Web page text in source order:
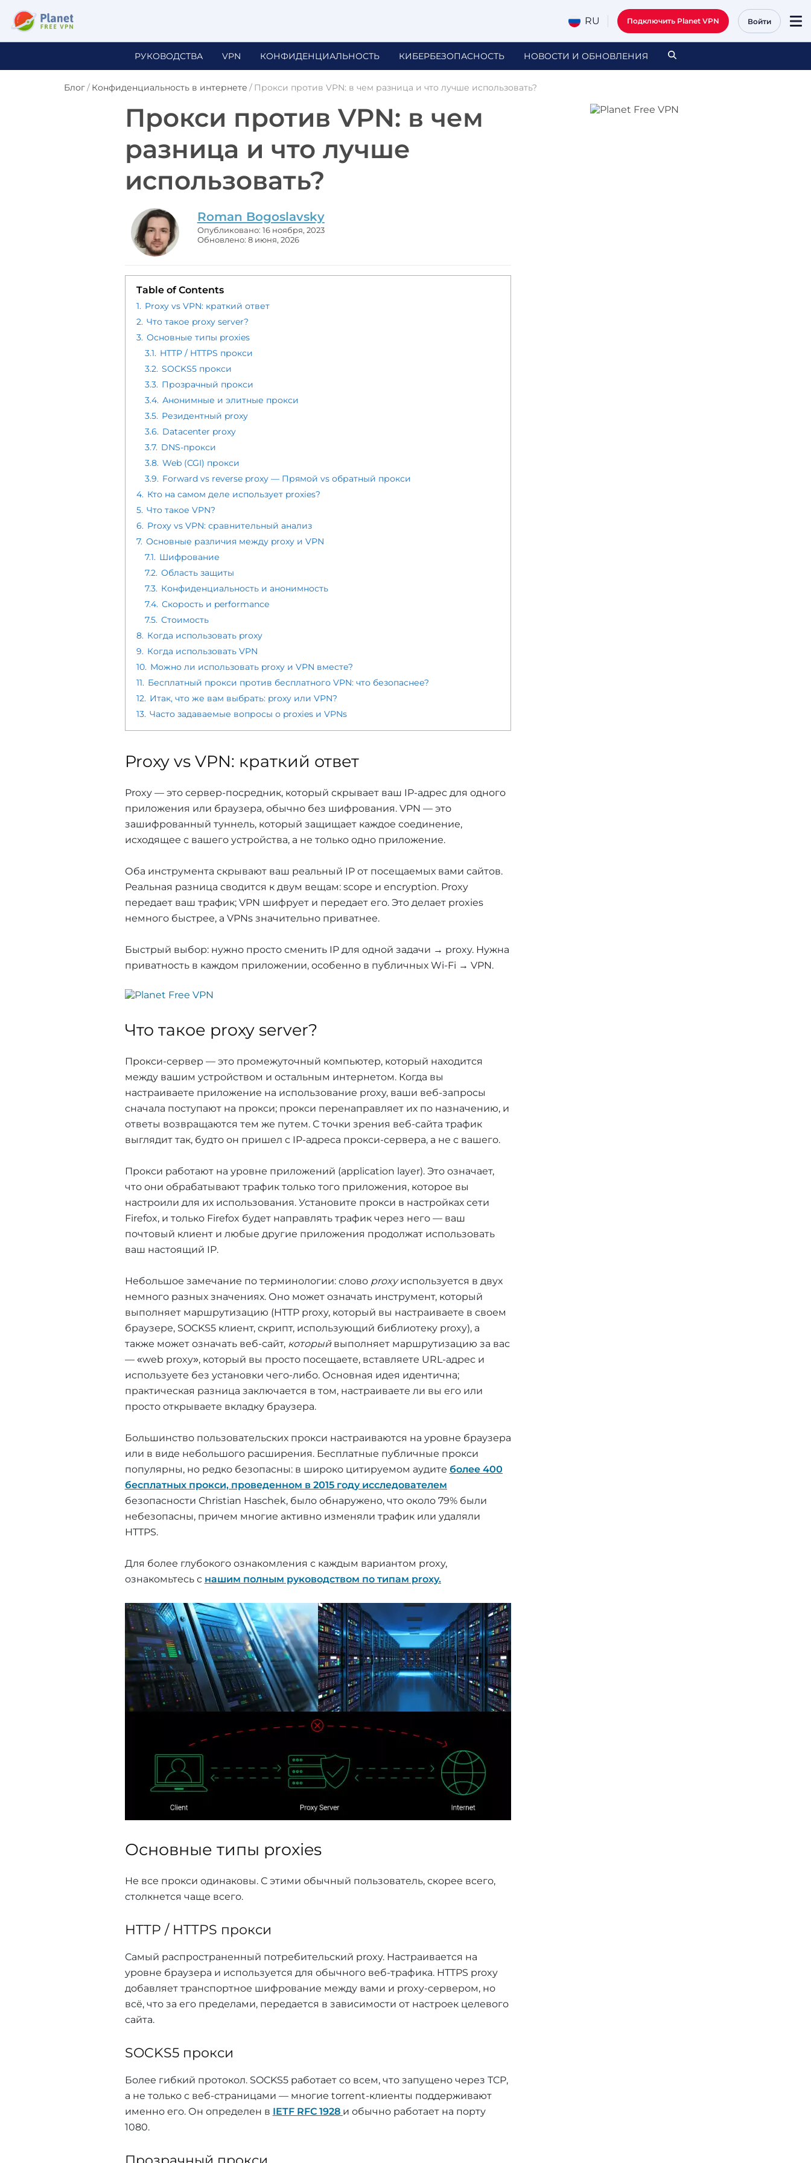
RU Подключить Planet VPN Войти
РУКОВОДСТВА VPN КОНФИДЕНЦИАЛЬНОСТЬ КИБЕРБЕЗОПАСНОСТЬ НОВОСТИ И ОБНОВЛЕНИЯ
Блог/ Конфиденциальность в интернете / Прокси против VPN: в чем разница и что лучше использовать?
Прокси против VPN: в чем
разница и что лучше
использовать?
Roman Bogoslavsky
Опубликовано: 16 ноября, 2023
Обновлено: 8 июня, 2026
Table of Contents
1. Proxy vs VPN: краткий ответ
2. Что такое proxy server?
3. Основные типы proxies
3.1. HTTP / HTTPS прокси
3.2. SOCKS5 прокси
3.3. Прозрачный прокси
3.4. Анонимные и элитные прокси
3.5. Резидентный proxy
3.6. Datacenter proxy
3.7. DNS-прокси
3.8. Web (CGI) прокси
3.9. Forward vs reverse proxy — Прямой vs обратный прокси
4. Кто на самом деле использует proxies?
5. Что такое VPN?
6. Proxy vs VPN: сравнительный анализ
7. Основные различия между proxy и VPN
7.1. Шифрование
7.2. Область защиты
7.3. Конфиденциальность и анонимность
7.4. Скорость и performance
7.5. Стоимость
8. Когда использовать proxy
9. Когда использовать VPN
10. Можно ли использовать proxy и VPN вместе?
11. Бесплатный прокси против бесплатного VPN: что безопаснее?
12. Итак, что же вам выбрать: proxy или VPN?
13. Часто задаваемые вопросы о proxies и VPNs
Proxy vs VPN: краткий ответ
Proxy — это сервер-посредник, который скрывает ваш IP-адрес для одного
приложения или браузера, обычно без шифрования. VPN — это
зашифрованный туннель, который защищает каждое соединение,
исходящее с вашего устройства, а не только одно приложение.
Оба инструмента скрывают ваш реальный IP от посещаемых вами сайтов.
Реальная разница сводится к двум вещам: scope и encryption. Proxy
передает ваш трафик; VPN шифрует и передает его. Это делает proxies
немного быстрее, а VPNs значительно приватнее.
Быстрый выбор: нужно просто сменить IP для одной задачи → proxy. Нужна
приватность в каждом приложении, особенно в публичных Wi-Fi → VPN.
Что такое proxy server?
Прокси-сервер — это промежуточный компьютер, который находится
между вашим устройством и остальным интернетом. Когда вы
настраиваете приложение на использование proxy, ваши веб-запросы
сначала поступают на прокси; прокси перенаправляет их по назначению, и
ответы возвращаются тем же путем. С точки зрения веб-сайта трафик
выглядит так, будто он пришел с IP-адреса прокси-сервера, а не с вашего.
Прокси работают на уровне приложений (application layer). Это означает,
что они обрабатывают трафик только того приложения, которое вы
настроили для их использования. Установите прокси в настройках сети
Firefox, и только Firefox будет направлять трафик через него — ваш
почтовый клиент и любые другие приложения продолжат использовать
ваш настоящий IP.
Небольшое замечание по терминологии: слово proxyиспользуется в двух
немного разных значениях. Оно может означать инструмент, который
выполняет маршрутизацию (HTTP proxy, который вы настраиваете в своем
браузере, SOCKS5 клиент, скрипт, использующий библиотеку proxy), а
также может означать веб-сайт, который выполняет маршрутизацию за вас
— «web proxy», который вы просто посещаете, вставляете URL-адрес и
используете без установки чего-либо. Основная идея идентична;
практическая разница заключается в том, настраиваете ли вы его или
просто открываете вкладку браузера.
Большинство пользовательских прокси настраиваются на уровне браузера
или в виде небольшого расширения. Бесплатные публичные прокси
популярны, но редко безопасны: в широко цитируемом аудите более 400
бесплатных прокси, проведенном в 2015 году исследователем
безопасности Christian Haschek, было обнаружено, что около 79% были
небезопасны, причем многие активно изменяли трафик или удаляли
HTTPS.
Для более глубокого ознакомления с каждым вариантом proxy,
ознакомьтесь с нашим полным руководством по типам proxy.
Основные типы proxies
Не все прокси одинаковы. С этими обычный пользователь, скорее всего,
столкнется чаще всего.
HTTP / HTTPS прокси
Самый распространенный потребительский proxy. Настраивается на
уровне браузера и используется для обычного веб-трафика. HTTPS proxy
добавляет транспортное шифрование между вами и proxy-сервером, но
всё, что за его пределами, передается в зависимости от настроек целевого
сайта.
SOCKS5 прокси
Более гибкий протокол. SOCKS5 работает со всем, что запущено через TCP,
а не только с веб-страницами — многие torrent-клиенты поддерживают
именно его. Он определен в IETF RFC 1928 и обычно работает на порту
1080.